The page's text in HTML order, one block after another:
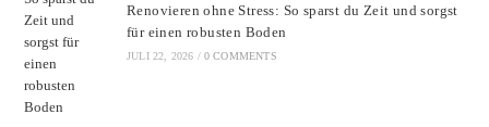
Renovieren ohne Stress: So sparst du Zeit und sorgst
für einen robusten Boden
JULI 22, 2026 / 0 COMMENTS